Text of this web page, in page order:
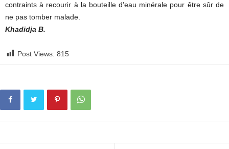
contraints à recourir à la bouteille d’eau minérale pour être sûr de
ne pas tomber malade.
Khadidja B.
Post Views: 815